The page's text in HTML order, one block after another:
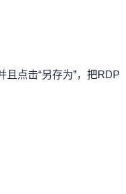
点击“另存为”，把RDP